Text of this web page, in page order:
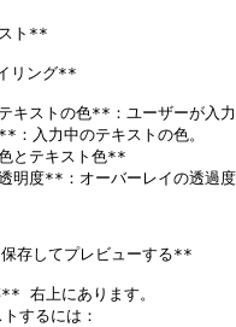
ト**
リング**
ストの色**：ユーザーが入力
入力中のテキストの色。
とテキスト色**
度**：オーバーレイの透過度
存してプレビューする**
右上にあります。
するには：